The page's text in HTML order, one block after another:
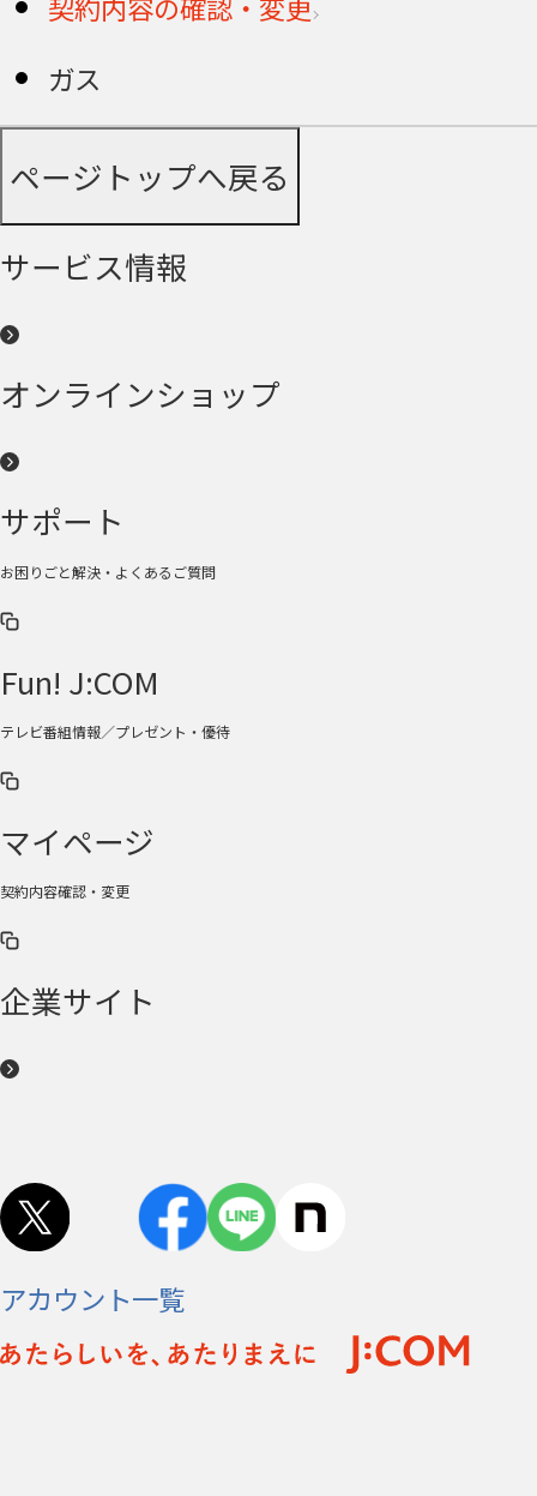
ガス
ページトップへ戻る
サービス情報
オンラインショップ
サポート
お困りごと解決・よくあるご質問
Fun! J:COM
テレビ番組情報／プレゼント・優待
マイページ
契約内容確認・変更
企業サイト
アカウント一覧